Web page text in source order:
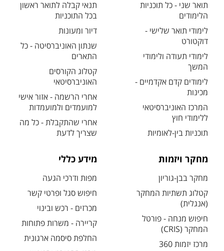
תואר שני - כל תוכניות
הלימודים
לימודי תואר שלישי -
דוקטורט
לימודי תעודה ולימודי
המשך
לימודים קדם אקדמיים -
מכינות
המרכז האוניברסיטאי
ללימודי חוץ
תוכניות בין-לאומיות
תנאי קבלה לתואר ראשון
בכל התוכניות
דיור ומעונות
שנתון האוניברסיטה - כל
התארים
קטלוג הקורסים
האוניברסיטאי
אחרי הרשמה - אזור אישי
למועמדים ולמועמדות
אחרי שהתקבלת - כל מה
שצריך לדעת
מחקר ויזמות
מחקר בבן-גוריון
קטלוג תשתיות המחקר
(אנגלית)
חיפוש מנחה - פורטל
המחקר (CRIS)
מרכז יזמות 360
מידע כללי
מפות ודרכי הגעה
חיפוש סגל ופרטי קשר
מכרזים - רכש ובינוי
קריירה - משרות פתוחות
החלפת סיסמה ארגונית